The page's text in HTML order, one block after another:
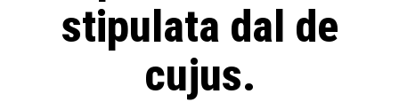
stipulata dal de
cujus.